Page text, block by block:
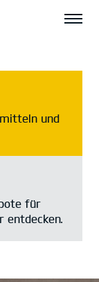
und
für
entdecken.